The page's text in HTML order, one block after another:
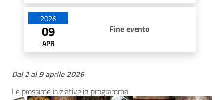
2026
09
APR
Fine evento
Dal 2 al 9 aprile 2026
Le prossime iniziative in programma